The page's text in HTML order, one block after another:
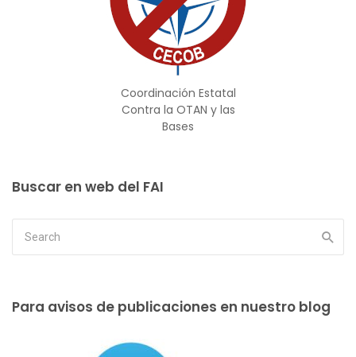
Coordinación Estatal
Contra la OTAN y las
Bases
Buscar en web del FAI
Para avisos de publicaciones en nuestro blog